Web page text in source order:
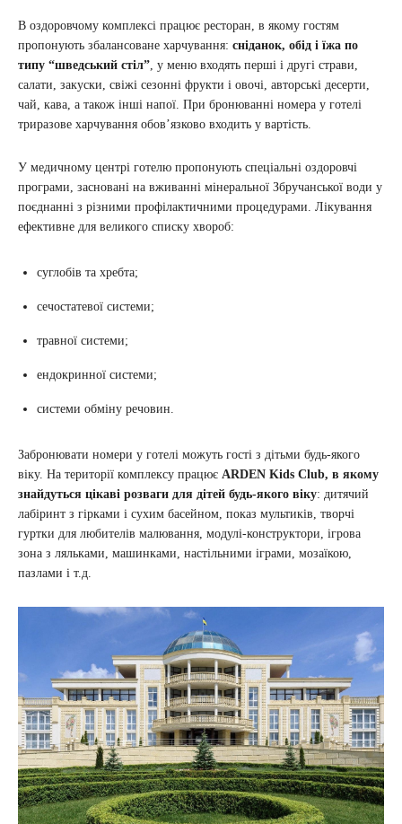
В оздоровчому комплексі працює ресторан, в якому гостям
пропонують збалансоване харчування: сніданок, обід і їжа по
типу “шведський стіл” , у меню входять перші і другі страви,
салати, закуски, свіжі сезонні фрукти і овочі, авторські десерти,
чай, кава, а також інші напої. При бронюванні номера у готелі
триразове харчування обов’язково входить у вартість.
У медичному центрі готелю пропонують спеціальні оздоровчі
програми, засновані на вживанні мінеральної Збручанської води у
поєднанні з різними профілактичними процедурами. Лікування
ефективне для великого списку хвороб:
суглобів та хребта;
сечостатевої системи;
травної системи;
ендокринної системи;
системи обміну речовин.
Забронювати номери у готелі можуть гості з дітьми будь-якого
віку. На території комплексу працює ARDEN Kids Club, в якому
знайдуться цікаві розваги для дітей будь-якого віку: дитячий
лабіринт з гірками і сухим басейном, показ мультиків, творчі
гуртки для любителів малювання, модулі-конструктори, ігрова
зона з ляльками, машинками, настільними іграми, мозаїкою,
пазлами і т.д.